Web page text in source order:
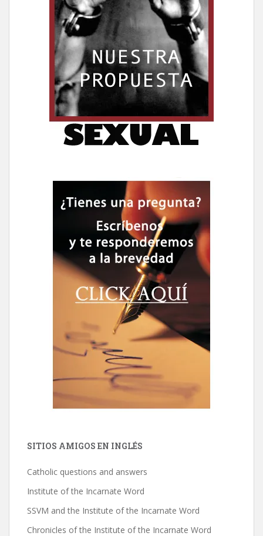
SITIOS AMIGOS EN INGLÉS
Catholic questions and answers
Institute of the Incarnate Word
SSVM and the Institute of the Incarnate Word
Chronicles of the Institute of the Incarnate Word